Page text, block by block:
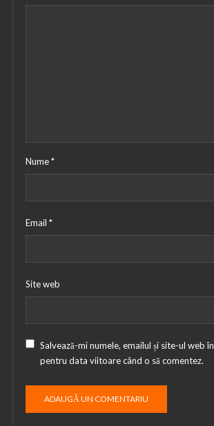
Nume*
Email *
Site web
Salvează-mi numele, emailul și site-ul web
pentru data viitoare când o să comentez.